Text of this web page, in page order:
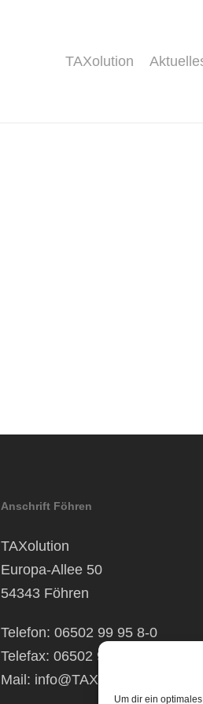
Um dir ein
TAXolution
Anschrift Föhren
TAXolution
Europa-Allee 50
54343 Föhren
Telefon: 06502 99 95 8-0
Telefax: 06502 99 95 8-99
Mail: info@TAXolution.de